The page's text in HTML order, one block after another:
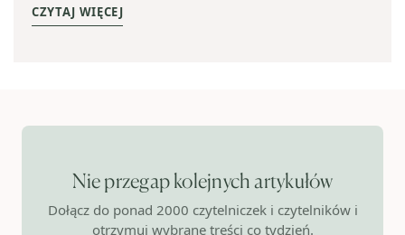
CZYTAJ WIĘCEJ
Nie przegap kolejnych artykułów
Dołącz do ponad 2000 czytelniczek i czytelników i
otrzymuj wybrane treści co tydzień.